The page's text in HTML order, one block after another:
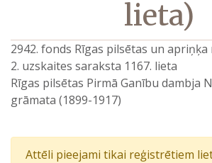
lieta)
2942. fonds Rīgas pilsētas un
2. uzskaites saraksta 1167. lieta
Rīgas pilsētas Pirmā Ganību dambja
grāmata (1899-1917)
Attēli pieejami tikai reģistrētiem